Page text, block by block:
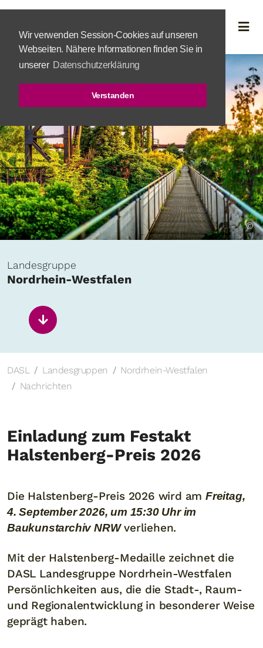
Wir verwenden Session-Cookies auf unseren
Webseiten. Nähere Informationen finden Sie in
unserer Datenschutzerklärung
Verstanden
©
Landesgruppe
Nordrhein-Westfalen
DASL Landesgruppen
Nordrhein-Westfalen
Nachrichten
Einladung zum Festakt
Halstenberg-Preis 2026
Die Halstenberg-Preis 2026 wird am Freitag,
4. September 2026, um 15:30 Uhr im
Baukunstarchiv NRWverliehen.
Mit der Halstenberg-Medaille zeichnet die
DASL Landesgruppe Nordrhein-Westfalen
Persönlichkeiten aus, die die Stadt-, Raum-
und Regionalentwicklung in besonderer Weise
geprägt haben.